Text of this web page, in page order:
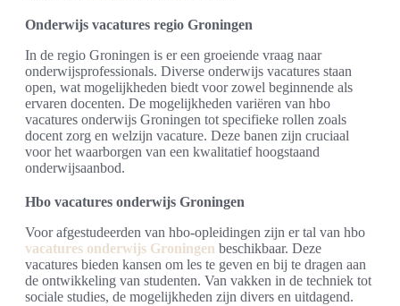
Onderwijs vacatures regio Groningen
In de regio Groningen is er een groeiende vraag naar
onderwijsprofessionals. Diverse onderwijs vacatures staan
open, wat mogelijkheden biedt voor zowel beginnende als
ervaren docenten. De mogelijkheden variëren van hbo
vacatures onderwijs Groningen tot specifieke rollen zoals
docent zorg en welzijn vacature. Deze banen zijn cruciaal
voor het waarborgen van een kwalitatief hoogstaand
onderwijsaanbod.
Hbo vacatures onderwijs Groningen
Voor afgestudeerden van hbo-opleidingen zijn er tal van hbo
vacatures onderwijs Groningen beschikbaar. Deze
vacatures bieden kansen om les te geven en bij te dragen aan
de ontwikkeling van studenten. Van vakken in de techniek tot
sociale studies, de mogelijkheden zijn divers en uitdagend.